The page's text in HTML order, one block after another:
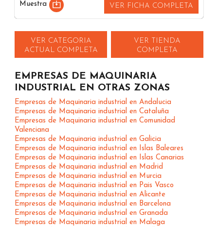
Muestra VER FICHA COMPLETA
VER CATEGORIA
ACTUAL COMPLETA
VER TIENDA
COMPLETA
EMPRESAS DE MAQUINARIA
INDUSTRIAL EN OTRAS ZONAS
Empresas de Maquinaria industrial en Andalucia
Empresas de Maquinaria industrial en Cataluña
Empresas de Maquinaria industrial en Comunidad
Valenciana
Empresas de Maquinaria industrial en Galicia
Empresas de Maquinaria industrial en Islas Baleares
Empresas de Maquinaria industrial en Islas Canarias
Empresas de Maquinaria industrial en Madrid
Empresas de Maquinaria industrial en Murcia
Empresas de Maquinaria industrial en Pais Vasco
Empresas de Maquinaria industrial en Alicante
Empresas de Maquinaria industrial en Barcelona
Empresas de Maquinaria industrial en Granada
Empresas de Maquinaria industrial en Malaga